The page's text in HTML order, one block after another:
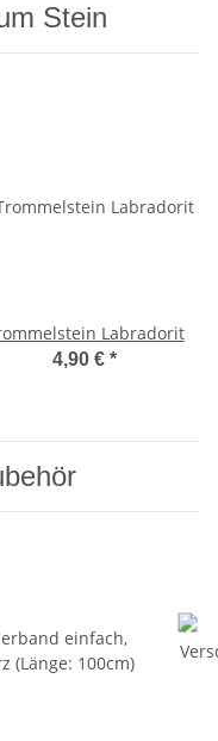
Stein
Labradorit
4,90 € *